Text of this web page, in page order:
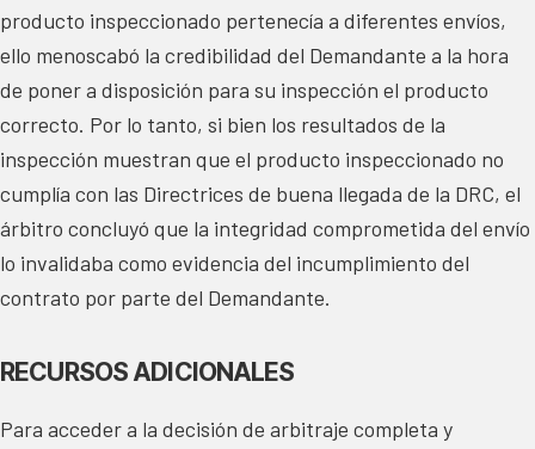
producto inspeccionado pertenecía a diferentes envíos,
ello menoscabó la credibilidad del Demandante a la hora
de poner a disposición para su inspección el producto
correcto. Por lo tanto, si bien los resultados de la
inspección muestran que el producto inspeccionado no
cumplía con las Directrices de buena llegada de la DRC, el
árbitro concluyó que la integridad comprometida del envío
lo invalidaba como evidencia del incumplimiento del
contrato por parte del Demandante.
RECURSOS ADICIONALES
Para acceder a la decisión de arbitraje completa y